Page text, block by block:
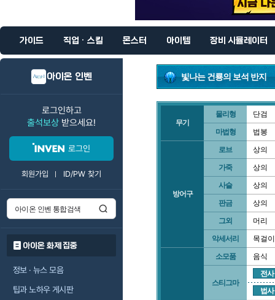
가이드 직업 · 스킬 몬스터 아이템 장비 시뮬레이터
아이온 인벤
로그인하고
출석보상 받으세요!
로그인
회원가입 ID/PW 찾기
아이온 화제 집중
정보 · 뉴스 모음
팁과 노하우 게시판
빛나는 건룡의 보석 반지
무기
물리형 단검
마법형 법봉
방어구
로브 상의
가죽 상의
사슬 상의
판금 상의
그외 머리
악세서리 목걸이
소모품 음식
스티그마
전사
법사